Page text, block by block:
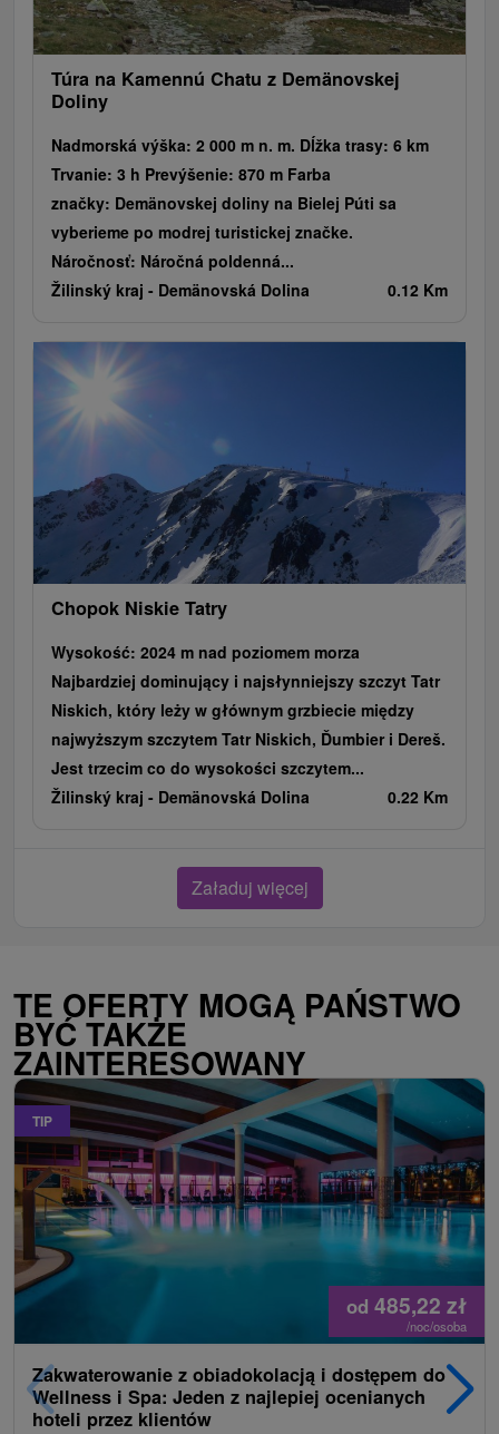
Túra na Kamennú Chatu z Demänovskej
Doliny
Nadmorská výška: 2 000 m n. m. Dĺžka trasy: 6 km
Trvanie: 3 h Prevýšenie: 870 m Farba
značky: Demänovskej doliny na Bielej Púti sa
vyberieme po modrej turistickej značke.
Náročnosť: Náročná poldenná...
Žilinský kraj - Demänovská Dolina 0.12 Km
Chopok Niskie Tatry
Wysokość: 2024 m nad poziomem morza
Najbardziej dominujący i najsłynniejszy szczyt Tatr
Niskich, który leży w głównym grzbiecie między
najwyższym szczytem Tatr Niskich, Ďumbier i Dereš.
Jest trzecim co do wysokości szczytem...
Žilinský kraj - Demänovská Dolina 0.22 Km
Załaduj więcej
TE OFERTY MOGĄ PAŃSTWO
BYĆ TAKŻE
ZAINTERESOWANY
TIP
od 485,22 zł
/noc/osoba
Zakwaterowanie z obiadokolacją i dostępem do
Wellness i Spa: Jeden z najlepiej ocenianych
hoteli przez klientów